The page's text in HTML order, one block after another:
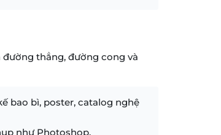
thẳng, đường cong và
bao bì, poster, catalog nghệ
như Photoshop.